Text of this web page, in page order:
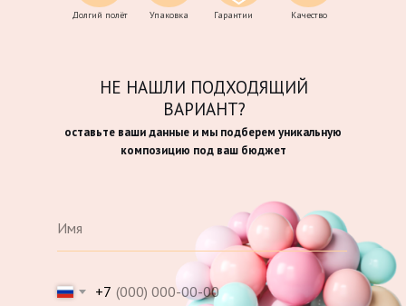
Долгий полёт Упаковка Гарантии Качество
+7
оставьте ваши данные и мы подберем уникальную
композицию под ваш бюджет
НЕ НАШЛИ ПОДХОДЯЩИЙ
ВАРИАНТ?